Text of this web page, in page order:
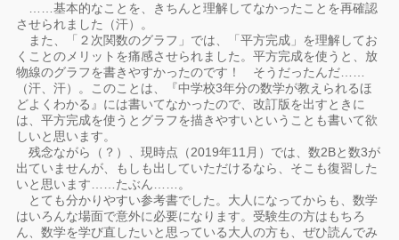
……基本的なことを、きちんと理解してなかったことを再確認
させられました（汗）。
また、「２次関数のグラフ」では、「平方完成」を理解してお
くことのメリットを痛感させられました。平方完成を使うと、放
物線のグラフを書きやすかったのです！ そうだったんだ……
（汗、汗）。このことは、『中学校3年分の数学が教えられるほ
どよくわかる』には書いてなかったので、改訂版を出すときに
は、平方完成を使うとグラフを描きやすいということも書いて欲
しいと思います。
残念ながら（？）、現時点（2019年11月）では、数2Bと数3が
出ていませんが、もしも出していただけるなら、そこも復習した
いと思います……たぶん……。
とても分かりやすい参考書でした。大人になってからも、数学
はいろんな場面で意外に必要になります。受験生の方はもちろ
ん、数学を学び直したいと思っている大人の方も、ぜひ読んでみ